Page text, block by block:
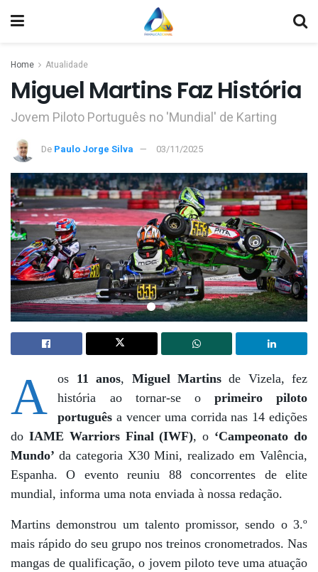
Home Atualidade
Miguel Martins Faz História
Jovem Piloto Português no 'Mundial' de Karting
De Paulo Jorge Silva 03/11/2025
A os 11 anos, Miguel Martinsde Vizela, fez
história ao tornar-se o primeiro piloto
português a vencer uma corrida nas 14 edições
do IAME Warriors Final (IWF), o ‘Campeonato do
Mundo’ da categoria X30 Mini, realizado em Valência,
Espanha. O evento reuniu 88 concorrentes de elite
mundial, informa uma nota enviada à nossa redação.
Martins demonstrou um talento promissor, sendo o 3.º
mais rápido do seu grupo nos treinos cronometrados. Nas
mangas de qualificação, o jovem piloto teve uma atuação